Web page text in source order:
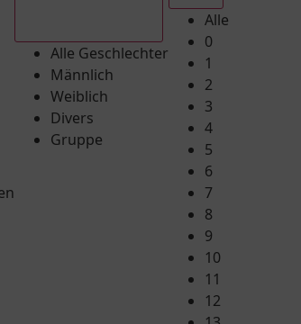
Alle Geschlechter
Männlich
Weiblich
Divers
Gruppe
Alle
0
1
2
3
4
5
6
7
8
9
10
11
12